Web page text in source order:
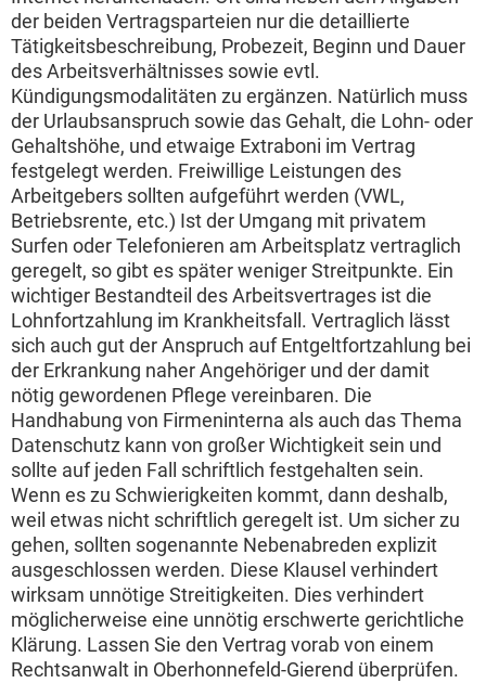
der beiden Vertragsparteien nur die detaillierte
Tätigkeitsbeschreibung, Probezeit, Beginn und Dauer
des Arbeitsverhältnisses sowie evtl.
Kündigungsmodalitäten zu ergänzen. Natürlich muss
der Urlaubsanspruch sowie das Gehalt, die Lohn- oder
Gehaltshöhe, und etwaige Extraboni im Vertrag
festgelegt werden. Freiwillige Leistungen des
Arbeitgebers sollten aufgeführt werden (VWL,
Betriebsrente, etc.) Ist der Umgang mit privatem
Surfen oder Telefonieren am Arbeitsplatz vertraglich
geregelt, so gibt es später weniger Streitpunkte. Ein
wichtiger Bestandteil des Arbeitsvertrages ist die
Lohnfortzahlung im Krankheitsfall. Vertraglich lässt
sich auch gut der Anspruch auf Entgeltfortzahlung bei
der Erkrankung naher Angehöriger und der damit
nötig gewordenen Pflege vereinbaren. Die
Handhabung von Firmeninterna als auch das Thema
Datenschutz kann von großer Wichtigkeit sein und
sollte auf jeden Fall schriftlich festgehalten sein.
Wenn es zu Schwierigkeiten kommt, dann deshalb,
weil etwas nicht schriftlich geregelt ist. Um sicher zu
gehen, sollten sogenannte Nebenabreden explizit
ausgeschlossen werden. Diese Klausel verhindert
wirksam unnötige Streitigkeiten. Dies verhindert
möglicherweise eine unnötig erschwerte gerichtliche
Klärung. Lassen Sie den Vertrag vorab von einem
Rechtsanwalt in Oberhonnefeld-Gierend überprüfen.